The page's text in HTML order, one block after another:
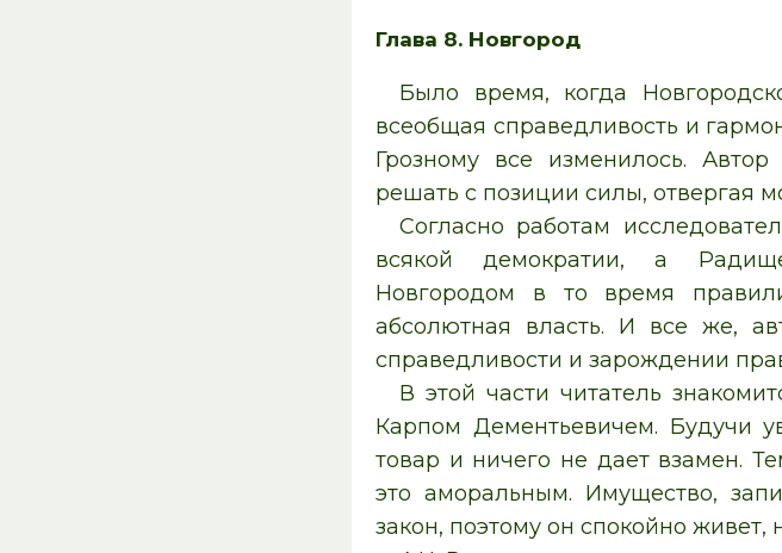
Глава 8. Новгород
Было время, когда
всеобщая справедливость и
Грозному все изменилось.
решать с позиции силы, отвергая
Согласно работам
всякой демократии, а
Новгородом в то время
абсолютная власть. И все же,
справедливости и зарождении
В этой части читатель
Карпом Дементьевичем. Будучи
товар и ничего не дает взамен.
это аморальным. Имущество,
закон, поэтому он спокойно живет,